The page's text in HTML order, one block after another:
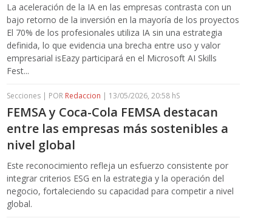
La aceleración de la IA en las empresas contrasta con un
bajo retorno de la inversión en la mayoría de los proyectos
El 70% de los profesionales utiliza IA sin una estrategia
definida, lo que evidencia una brecha entre uso y valor
empresarial isEazy participará en el Microsoft AI Skills
Fest...
Secciones | POR Redaccion | 13/05/2026, 20:58 hS
FEMSA y Coca-Cola FEMSA destacan
entre las empresas más sostenibles a
nivel global
Este reconocimiento refleja un esfuerzo consistente por
integrar criterios ESG en la estrategia y la operación del
negocio, fortaleciendo su capacidad para competir a nivel
global.